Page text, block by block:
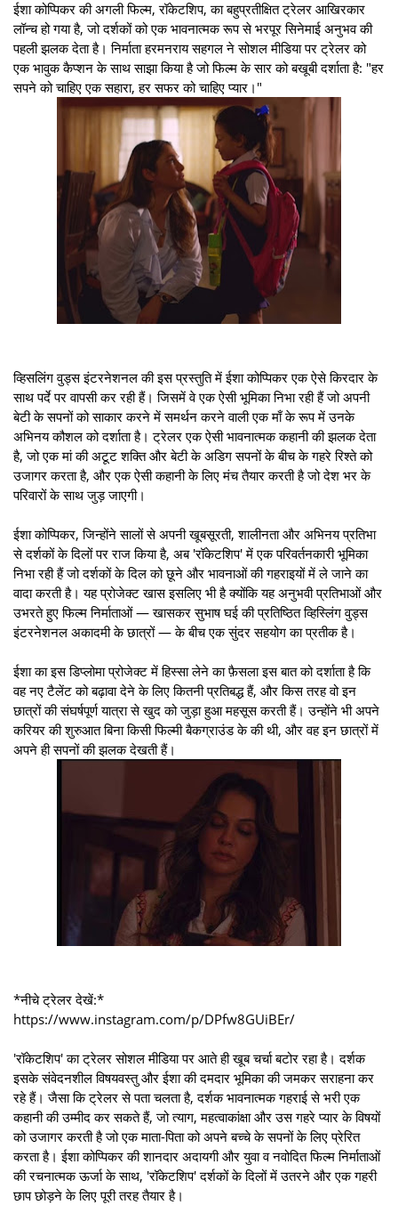
ईशा कोप्पिकर की अगली फिल्म, रॉकेटशिप, का बहुप्रतीक्षित ट्रेलर आखिरकार
लॉन्च हो गया है, जो दर्शकों को एक भावनात्मक रूप से भरपूर सिनेमाई अनुभव की
पहली झलक देता है। निर्माता हरमनराय सहगल ने सोशल मीडिया पर ट्रेलर को
एक भावुक कैप्शन के साथ साझा किया है जो फिल्म के सार को बखूबी दर्शाता है: "हर
सपने को चाहिए एक सहारा, हर सफर को चाहिए प्यार।"
व्हिसलिंग वुड्स इंटरनेशनल की इस प्रस्तुति में ईशा कोप्पिकर एक ऐसे किरदार के
साथ पर्दे पर वापसी कर रही हैं। जिसमें वे एक ऐसी भूमिका निभा रही हैं जो अपनी
बेटी के सपनों को साकार करने में समर्थन करने वाली एक माँ के रूप में उनके
अभिनय कौशल को दर्शाता है। ट्रेलर एक ऐसी भावनात्मक कहानी की झलक देता
है, जो एक मां की अटूट शक्ति और बेटी के अडिग सपनों के बीच के गहरे रिश्ते को
उजागर करता है, और एक ऐसी कहानी के लिए मंच तैयार करती है जो देश भर के
परिवारों के साथ जुड़ जाएगी।
ईशा कोप्पिकर, जिन्होंने सालों से अपनी खूबसूरती, शालीनता और अभिनय प्रतिभा
से दर्शकों के दिलों पर राज किया है, अब 'रॉकेटशिप' में एक परिवर्तनकारी भूमिका
निभा रही हैं जो दर्शकों के दिल को छूने और भावनाओं की गहराइयों में ले जाने का
वादा करती है। यह प्रोजेक्ट खास इसलिए भी है क्योंकि यह अनुभवी प्रतिभाओं और
उभरते हुए फिल्म निर्माताओं — खासकर सुभाष घई की प्रतिष्ठित व्हिस्लिंग वुड्स
इंटरनेशनल अकादमी के छात्रों — के बीच एक सुंदर सहयोग का प्रतीक है।
ईशा का इस डिप्लोमा प्रोजेक्ट में हिस्सा लेने का फ़ैसला इस बात को दर्शाता है कि
वह नए टैलेंट को बढ़ावा देने के लिए कितनी प्रतिबद्ध हैं, और किस तरह वो इन
छात्रों की संघर्षपूर्ण यात्रा से खुद को जुड़ा हुआ महसूस करती हैं। उन्होंने भी अपने
करियर की शुरुआत बिना किसी फिल्मी बैकग्राउंड के की थी, और वह इन छात्रों में
अपने ही सपनों की झलक देखती हैं।
*नीचे ट्रेलर देखें:*
https://www.instagram.com/p/DPfw8GUiBEr/
'रॉकेटशिप' का ट्रेलर सोशल मीडिया पर आते ही खूब चर्चा बटोर रहा है। दर्शक
इसके संवेदनशील विषयवस्तु और ईशा की दमदार भूमिका की जमकर सराहना कर
रहे हैं। जैसा कि ट्रेलर से पता चलता है, दर्शक भावनात्मक गहराई से भरी एक
कहानी की उम्मीद कर सकते हैं, जो त्याग, महत्वाकांक्षा और उस गहरे प्यार के विषयों
को उजागर करती है जो एक माता-पिता को अपने बच्चे के सपनों के लिए प्रेरित
करता है। ईशा कोप्पिकर की शानदार अदायगी और युवा व नवोदित फिल्म निर्माताओं
की रचनात्मक ऊर्जा के साथ, 'रॉकेटशिप' दर्शकों के दिलों में उतरने और एक गहरी
छाप छोड़ने के लिए पूरी तरह तैयार है।